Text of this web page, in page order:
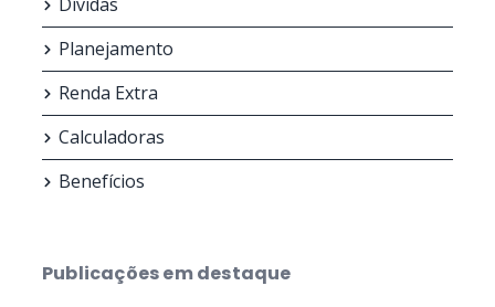
Planejamento
Renda Extra
Calculadoras
Benefícios
Publicações em destaque